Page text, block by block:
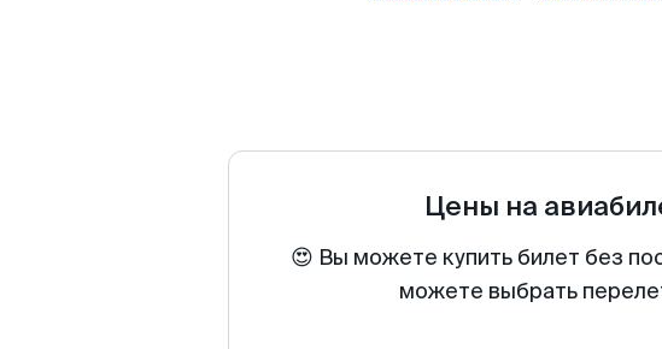
Цены на
😍 Вы можете купить билет без
можете выбрать